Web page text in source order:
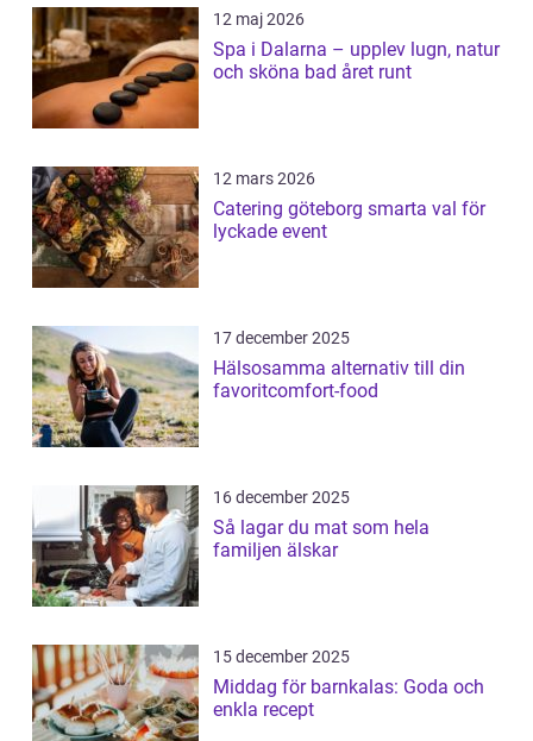
12 maj 2026
Spa i Dalarna – upplev lugn, natur
och sköna bad året runt
12 mars 2026
Catering göteborg smarta val för
lyckade event
17 december 2025
Hälsosamma alternativ till din
favoritcomfort-food
16 december 2025
Så lagar du mat som hela
familjen älskar
15 december 2025
Middag för barnkalas: Goda och
enkla recept